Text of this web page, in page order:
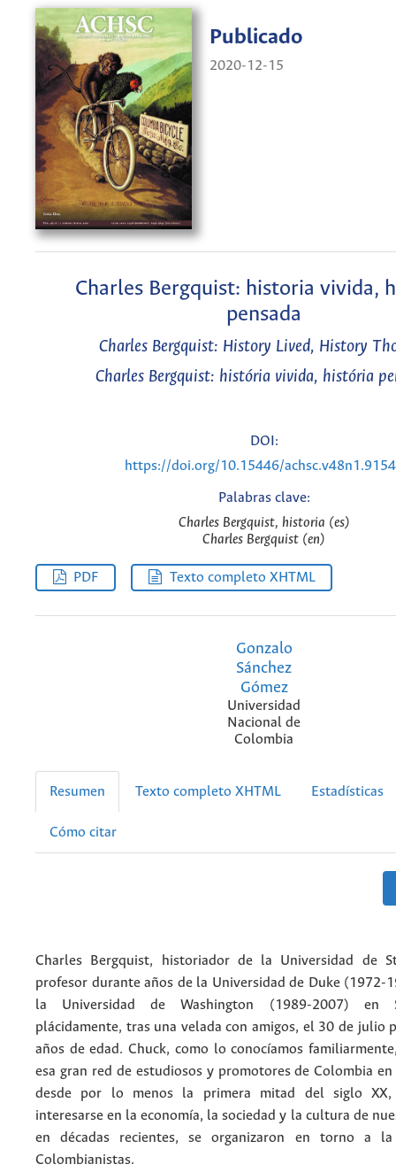
Publicado
2020-12-15
Charles Bergquist: historia vivida,
pensada
Charles Bergquist: History Lived, History
Charles Bergquist: história vivida, história
DOI:
https://doi.org/10.15446/
Palabras clave:
Charles Bergquist, historia (es)
Charles Bergquist (en)
PDF Texto completo XHTML
Gonzalo
Sánchez
Gómez
Universidad
Nacional de
Colombia
Resumen Texto completo XHTML Estadísticas
Cómo citar
Charles Bergquist, historiador de la Universidad de
profesor durante años de la Universidad de Duke (1972-
la Universidad de Washington (1989-2007) en
plácidamente, tras una velada con amigos, el 30 de julio
años de edad. Chuck, como lo conocíamos
esa gran red de estudiosos y promotores de Colombia
desde por lo menos la primera mitad del siglo XX,
interesarse en la economía, la sociedad y la cultura de
en décadas recientes, se organizaron en torno a la
Colombianistas.